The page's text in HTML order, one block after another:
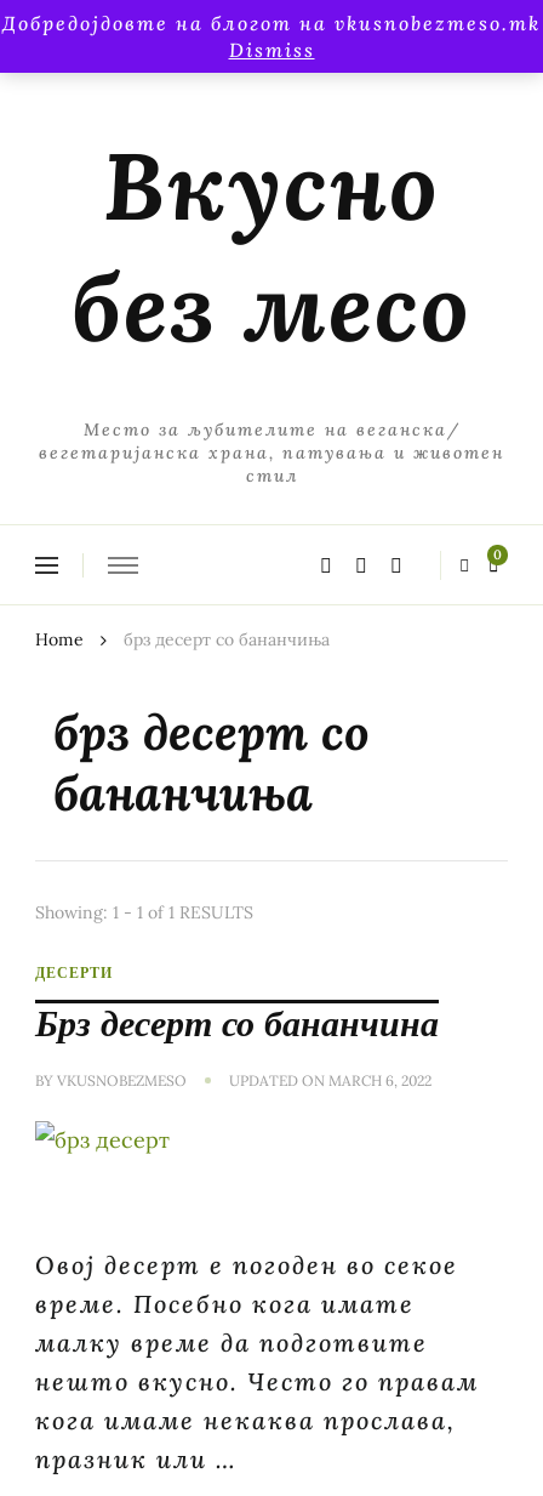
Добредојдовте на блогот на vkusnobezmeso.mk
Dismiss
Вкусно
без месо
Место за љубителите на веганска/
вегетаријанска храна, патувања и животен
стил
0
Home брз десерт со бананчиња
брз десерт со
бананчиња
Showing: 1 - 1 of 1 RESULTS
ДЕСЕРТИ
Брз десерт со бананчина
BY VKUSNOBEZMESO UPDATED ON MARCH 6, 2022
Овој десерт е погоден во секое
време. Посебно кога имате
малку време да подготвите
нешто вкусно. Често го правам
кога имаме некаква прослава,
празник или …